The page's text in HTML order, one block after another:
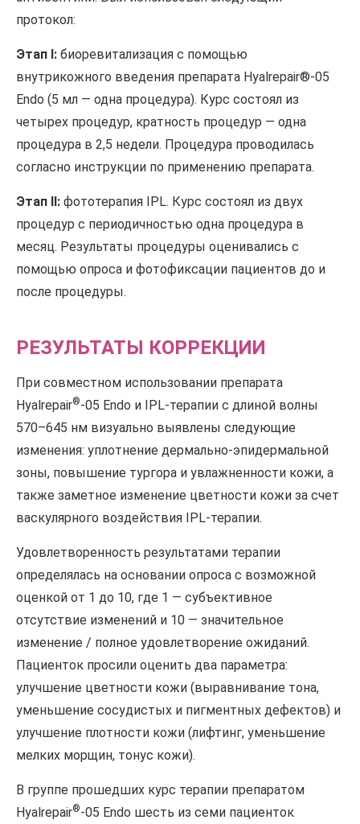
протокол:
Этап I: биоревитализация с помощью
внутрикожного введения препарата Hyalrepair®-05
Endo (5 мл — одна процедура). Курс состоял из
четырех процедур, кратность процедур — одна
процедура в 2,5 недели. Процедура проводилась
согласно инструкции по применению препарата.
Этап II: фототерапия IPL. Курс состоял из двух
процедур с периодичностью одна процедура в
месяц. Результаты процедуры оценивались с
помощью опроса и фотофиксации пациентов до и
после процедуры.
РЕЗУЛЬТАТЫ КОРРЕКЦИИ
При совместном использовании препарата
Hyalrepair®-05 Endo и IPL-терапии c длиной волны
570–645 нм визуально выявлены следующие
изменения: уплотнение дермально-эпидермальной
зоны, повышение тургора и увлажненности кожи, а
также заметное изменение цветности кожи за счет
васкулярного воздействия IPL-терапии.
Удовлетворенность результатами терапии
определялась на основании опроса с возможной
оценкой от 1 до 10, где 1 — субъективное
отсутствие изменений и 10 — значительное
изменение / полное удовлетворение ожиданий.
Пациенток просили оценить два параметра:
улучшение цветности кожи (выравнивание тона,
уменьшение сосудистых и пигментных дефектов) и
улучшение плотности кожи (лифтинг, уменьшение
мелких морщин, тонус кожи).
В группе прошедших курс терапии препаратом
Hyalrepair®-05 Endo шесть из семи пациенток